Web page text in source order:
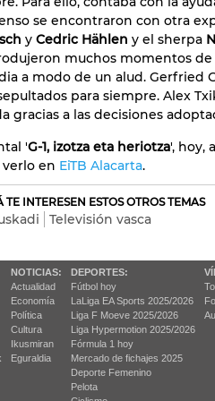
se encontraron con otra
y Cedric Hählen y el sherpa
muchos momentos
a modo de un alud. Gerfried
para siempre. Alex
gracias a las decisiones
'G-1, izotza eta heriotza', hoy,
en EiTB Alacarta.
INTERESEN ESTOS OTROS TEMAS
Televisión vasca
NOTICIAS:
Actualidad
Economía
Política
Cultura
Ikusmiran
Eguraldia
DEPORTES:
Fútbol hoy
LaLiga EA Sports 2025/2026
Liga F Moeve 2025/2026
Liga Hypermotion 2025/2026
Fórmula 1 hoy
Mercado de fichajes 2025
Deporte Femenino
Pelota